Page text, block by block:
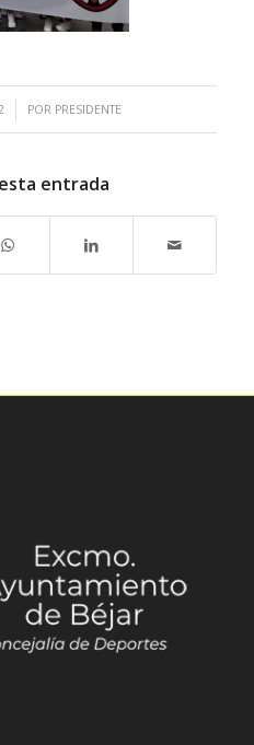
POR PRESIDENTE
entrada